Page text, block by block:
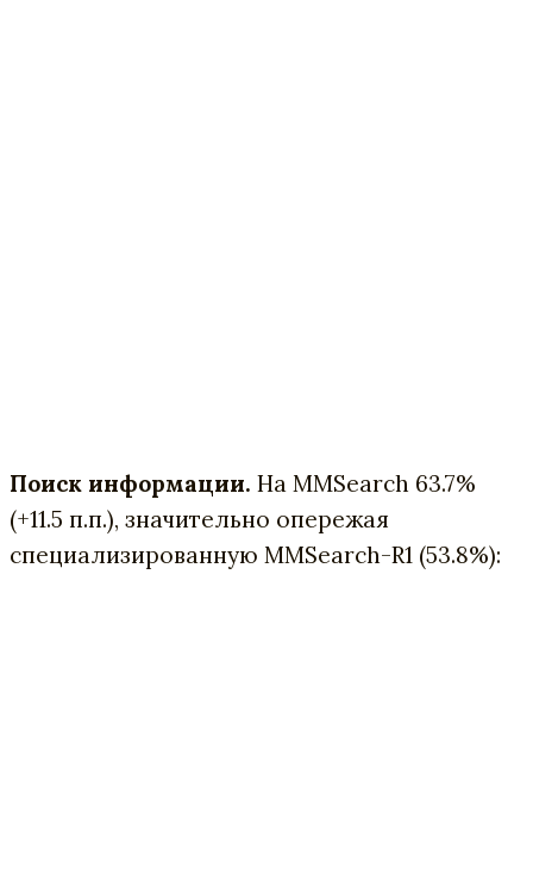
Поиск информации. На MMSearch 63.7%
(+11.5 п.п.), значительно опережая
специализированную MMSearch-R1 (53.8%):